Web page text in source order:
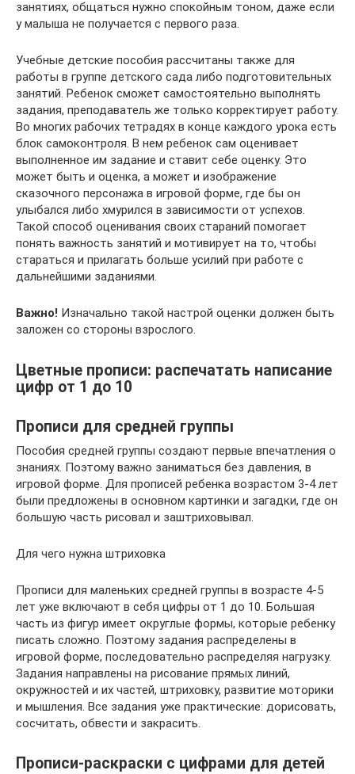
занятиях, общаться нужно спокойным тоном, даже если
у малыша не получается с первого раза.
Учебные детские пособия рассчитаны также для
работы в группе детского сада либо подготовительных
занятий. Ребенок сможет самостоятельно выполнять
задания, преподаватель же только корректирует работу.
Во многих рабочих тетрадях в конце каждого урока есть
блок самоконтроля. В нем ребенок сам оценивает
выполненное им задание и ставит себе оценку. Это
может быть и оценка, а может и изображение
сказочного персонажа в игровой форме, где бы он
улыбался либо хмурился в зависимости от успехов.
Такой способ оценивания своих стараний помогает
понять важность занятий и мотивирует на то, чтобы
стараться и прилагать больше усилий при работе с
дальнейшими заданиями.
Важно! Изначально такой настрой оценки должен быть
заложен со стороны взрослого.
Цветные прописи: распечатать написание
цифр от 1 до 10
Прописи для средней группы
Пособия средней группы создают первые впечатления о
знаниях. Поэтому важно заниматься без давления, в
игровой форме. Для прописей ребенка возрастом 3-4 лет
были предложены в основном картинки и загадки, где он
большую часть рисовал и заштриховывал.
Для чего нужна штриховка
Прописи для маленьких средней группы в возрасте 4-5
лет уже включают в себя цифры от 1 до 10. Большая
часть из фигур имеет округлые формы, которые ребенку
писать сложно. Поэтому задания распределены в
игровой форме, последовательно распределяя нагрузку.
Задания направлены на рисование прямых линий,
окружностей и их частей, штриховку, развитие моторики
и мышления. Все задания уже практические: дорисовать,
сосчитать, обвести и закрасить.
Прописи-раскраски с цифрами для детей